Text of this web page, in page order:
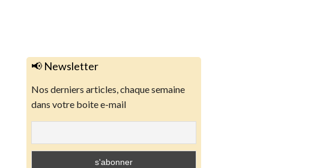
📢 Newsletter
Nos derniers articles, chaque semaine
dans votre boite e-mail